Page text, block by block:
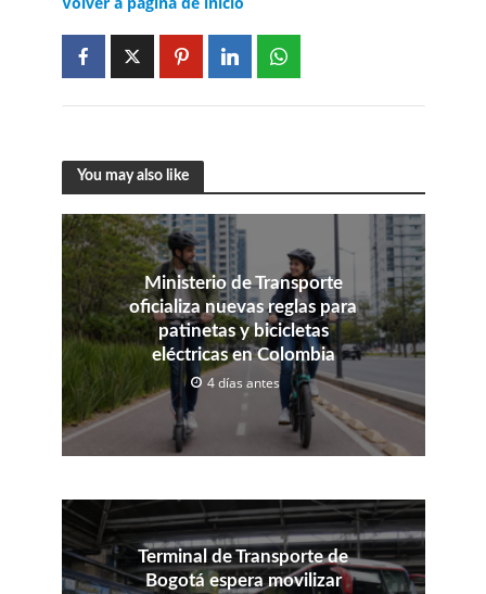
You may also like
Ministerio de Transporte
oficializa nuevas reglas para
patinetas y bicicletas
eléctricas en Colombia
4 días antes
Terminal de Transporte de
Bogotá espera movilizar